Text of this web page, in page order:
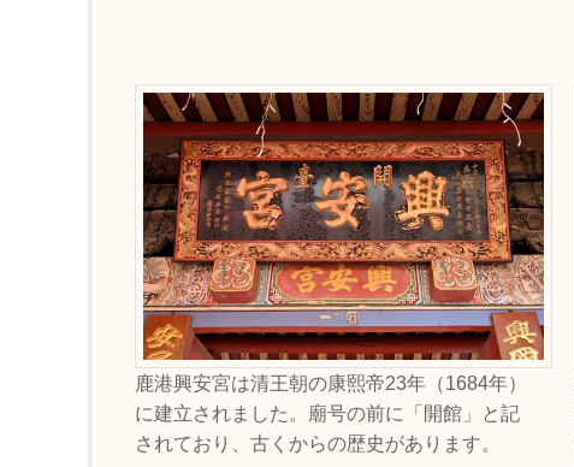
鹿港興安宮は清王朝の康熙帝23年（1684年）
に建立されました。廟号の前に「開館」と記
されており、古くからの歴史があります。